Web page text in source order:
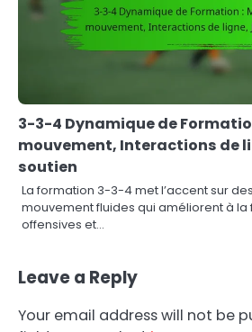
3-3-4 Dynamique de
mouvement, Interactions de
soutien
La formation 3-3-4 met l’accent sur
mouvement fluides qui améliorent à la
offensives et…
Leave a Reply
Your email address will not be